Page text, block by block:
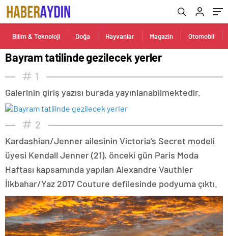
Bilim & Teknoloji Doğa Hayvanlar Magazin Otomobil
Bayram tatilinde gezilecek yerler
1
Galerinin giriş yazısı burada yayınlanabilmektedir.
2
Kardashian/Jenner ailesinin Victoria’s Secret modeli
üyesi Kendall Jenner (21), önceki gün Paris Moda
Haftası kapsamında yapılan Alexandre Vauthier
İlkbahar/Yaz 2017 Couture defilesinde podyuma çıktı.